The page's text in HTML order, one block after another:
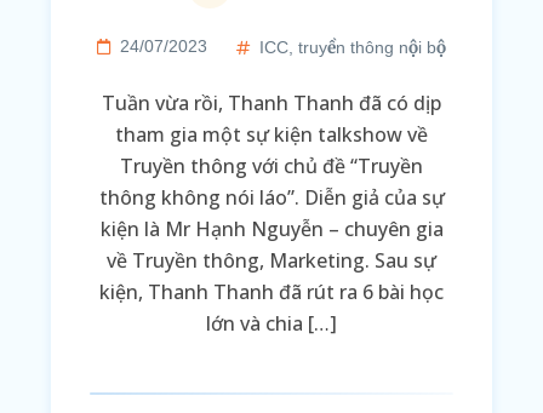
24/07/2023 ICC, truyền thông nội bộ
Tuần vừa rồi, Thanh Thanh đã có dịp
tham gia một sự kiện talkshow về
Truyền thông với chủ đề “Truyền
thông không nói láo”. Diễn giả của sự
kiện là Mr Hạnh Nguyễn – chuyên gia
về Truyền thông, Marketing. Sau sự
kiện, Thanh Thanh đã rút ra 6 bài học
lớn và chia […]